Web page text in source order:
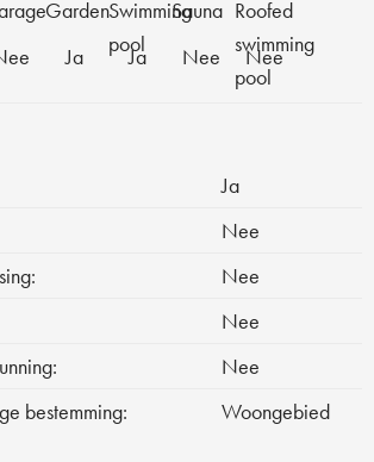
Ja Ja Nee Nee
Ja
Nee
Nee
Nee
Nee
bestemming:
Woongebied